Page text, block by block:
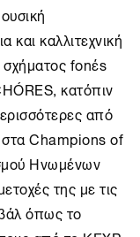
καλλιτεχνική
fonέs
κατόπιν
από
Champions of
Ηνωμένων
της με τις
όπως το